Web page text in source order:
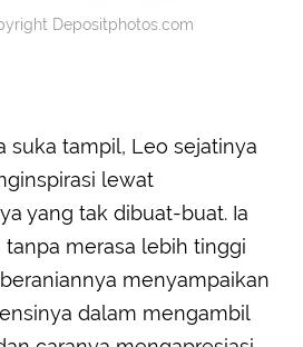
Depositphotos.com
suka tampil, Leo sejatinya
lewat
yang tak dibuat-buat. Ia
merasa lebih tinggi
menyampaikan
dalam mengambil